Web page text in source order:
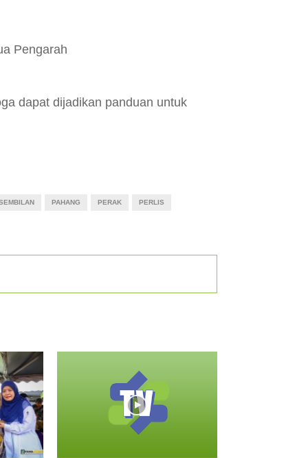
Pengarah
dapat dijadikan panduan untuk
PAHANG PERAK PERLIS